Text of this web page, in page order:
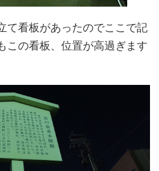
て看板があったのでここで記
この看板、位置が高過ぎます